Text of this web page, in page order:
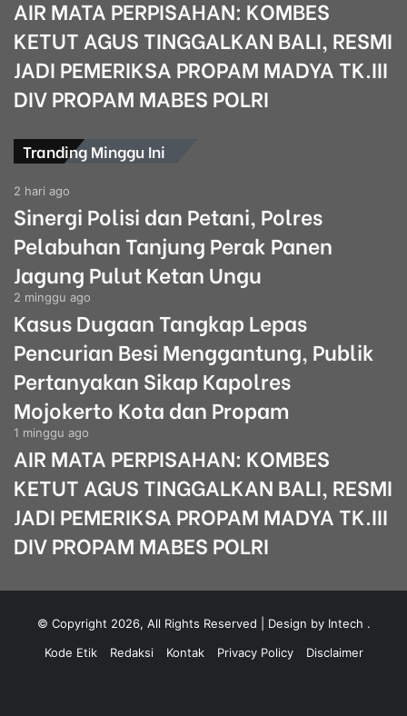
AIR MATA PERPISAHAN: KOMBES
KETUT AGUS TINGGALKAN BALI, RESMI
JADI PEMERIKSA PROPAM MADYA TK.III
DIV PROPAM MABES POLRI
Tranding Minggu Ini
2 hari ago
Sinergi Polisi dan Petani, Polres
Pelabuhan Tanjung Perak Panen
Jagung Pulut Ketan Ungu
2 minggu ago
Kasus Dugaan Tangkap Lepas
Pencurian Besi Menggantung, Publik
Pertanyakan Sikap Kapolres
Mojokerto Kota dan Propam
1 minggu ago
AIR MATA PERPISAHAN: KOMBES
KETUT AGUS TINGGALKAN BALI, RESMI
JADI PEMERIKSA PROPAM MADYA TK.III
DIV PROPAM MABES POLRI
© Copyright 2026, All Rights Reserved | Design by Intech .
Kode Etik
Redaksi Kontak Privacy Policy Disclaimer